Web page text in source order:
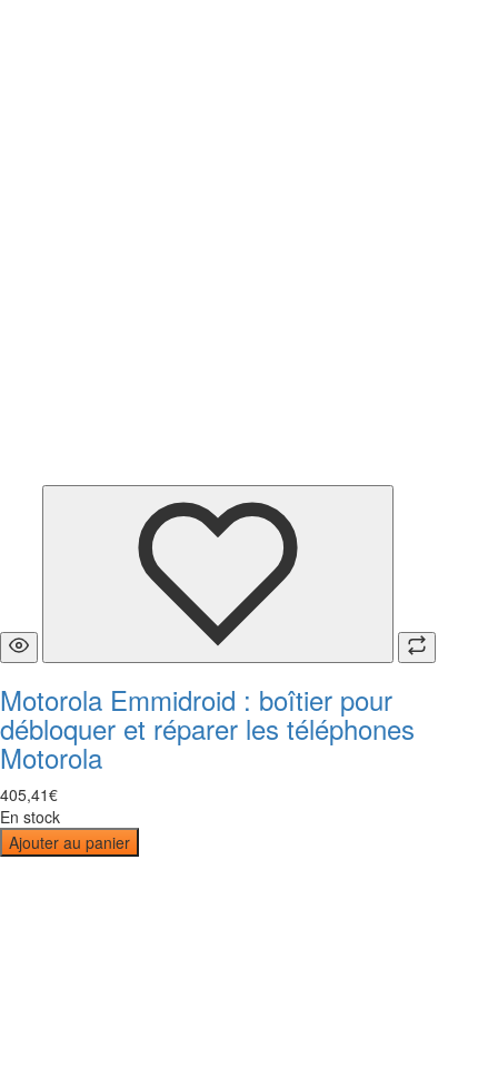
Motorola Emmidroid : boîtier pour
débloquer et réparer les téléphones
Motorola
405,41€
En stock
Ajouter au panier